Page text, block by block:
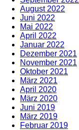
August 2022
Juni 2022
Mai 2022
April 2022
Januar 2022
Dezember 2021
November 2021
Oktober 2021
März 2021
April 2020
März 2020
Juni 2019
März 2019
Februar 2019